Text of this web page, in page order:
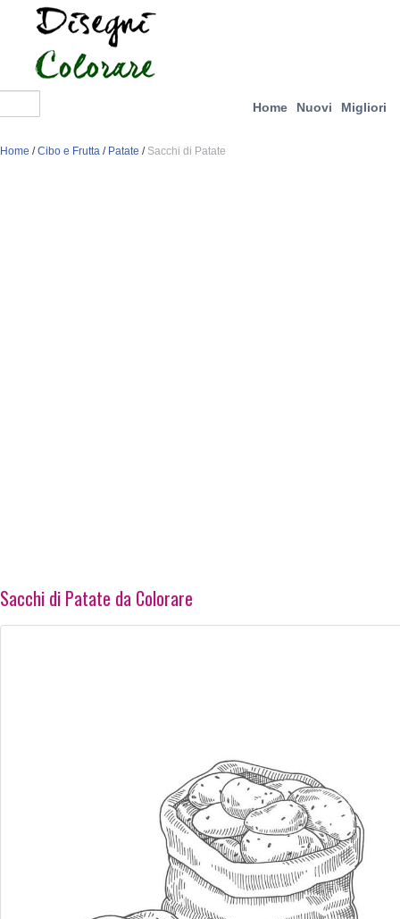
Home Nuovi Migliori
Home /Cibo e Frutta / Patate / Sacchi di Patate
Sacchi di Patate da Colorare